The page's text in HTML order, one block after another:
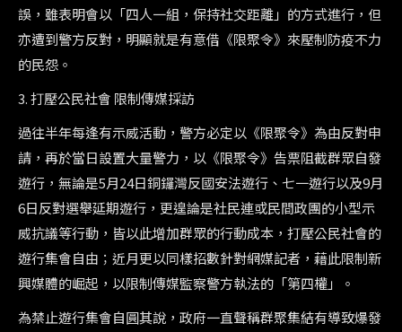
誤，雖表明會以「四人一組，保持社交距離」的方式進行，但
亦遭到警方反對，明顯就是有意借《限聚令》來壓制防疫不力
的民怨。
3. 打壓公民社會 限制傳媒採訪
過往半年每逢有示威活動，警方必定以《限聚令》為由反對申
請，再於當日設置大量警力，以《限聚令》告票阻截群眾自發
遊行，無論是5月24日銅鑼灣反國安法遊行、七一遊行以及9月
6日反對選舉延期遊行，更遑論是社民連或民間政團的小型示
威抗議等行動，皆以此增加群眾的行動成本，打壓公民社會的
遊行集會自由；近月更以同樣招數針對網媒記者，藉此限制新
興媒體的崛起，以限制傳媒監察警方執法的「第四權」。
為禁止遊行集會自圓其說，政府一直聲稱群聚集結有導致爆發